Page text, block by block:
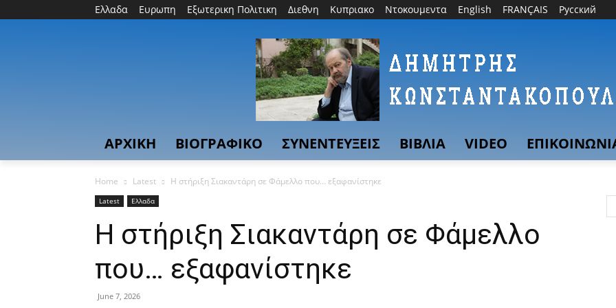
Ελλαδα Ευρωπη Εξωτερικη Πολιτικη Διεθνη Κυπριακο Ντοκουμεντα English FRANÇAIS Русский
ΑΡΧΙΚΗ ΒΙΟΓΡΑΦΙΚΟ ΣΥΝΕΝΤΕΥΞΕΙΣ ΒΙΒΛΙΑ VIDEO
Home Latest Η στήριξη Σιακαντάρη σε Φάμελλο που… εξαφανίστηκε
Latest Ελλαδα
Η στήριξη Σιακαντάρη σε Φάμελλο
που… εξαφανίστηκε
June 7, 2026